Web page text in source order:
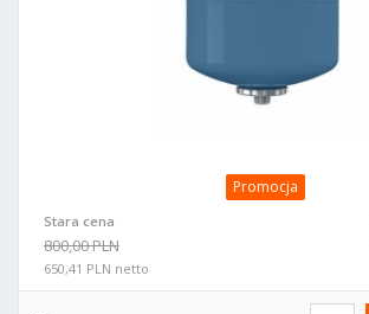
Promocja
Stara cena
800,00 PLN
650,41 PLN netto